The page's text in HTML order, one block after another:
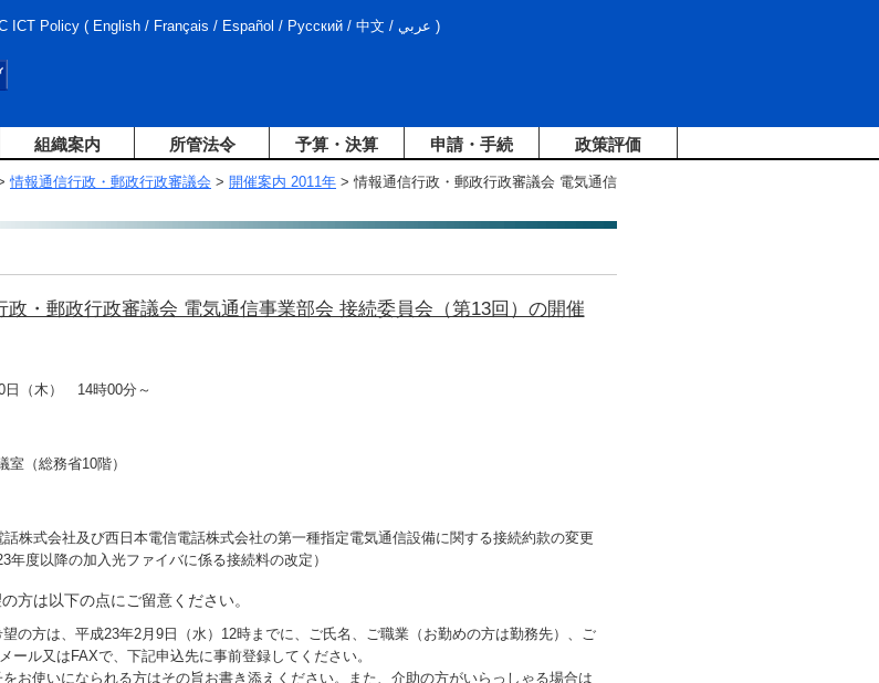
ICT Policy ( English / Français / Español / Русский / 中文 / عربي )
組織案内 所管法令 予算・決算 申請・手続 政策評価
情報通信行政・郵政行政審議会 > 開催案内 2011年 > 情報通信行政・郵政行政審議会 電気通信
政・郵政行政審議会 電気通信事業部会 接続委員会（第13回）の開催
日（木） 14時00分～
室（総務省10階）
株式会社及び西日本電信電話株式会社の第一種指定電気通信設備に関する接続約款の変更
年度以降の加入光ファイバに係る接続料の改定）
方は以下の点にご留意ください。
の方は、平成23年2月9日（水）12時までに、ご氏名、ご職業（お勤めの方は勤務先）、ご
ール又はFAXで、下記申込先に事前登録してください。
お使いになられる方はその旨お書き添えください。また、介助の方がいらっしゃる場合は